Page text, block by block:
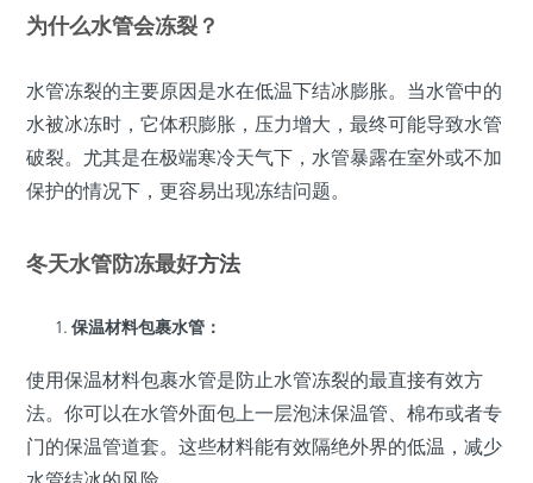
为什么水管会冻裂？
水管冻裂的主要原因是水在低温下结冰膨胀。当水管中的
水被冰冻时，它体积膨胀，压力增大，最终可能导致水管
破裂。尤其是在极端寒冷天气下，水管暴露在室外或不加
保护的情况下，更容易出现冻结问题。
冬天水管防冻最好方法
保温材料包裹水管：
使用保温材料包裹水管是防止水管冻裂的最直接有效方
法。你可以在水管外面包上一层泡沫保温管、棉布或者专
门的保温管道套。这些材料能有效隔绝外界的低温，减少